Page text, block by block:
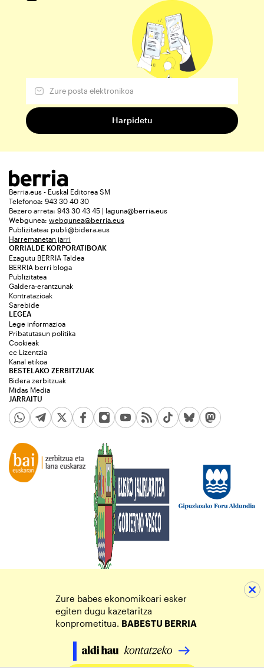
Berria.eus - Euskal Editorea SM
Telefonoa: 943 30 40 30
Bezero arreta: 943 30 43 45 | laguna@berria.eus
Webgunea: webgunea@berria.eus
Publizitatea: publi@bidera.eus
Harremanetan jarri
ORRIALDE KORPORATIBOAK
Ezagutu BERRIA Taldea
BERRIA berri bloga
Publizitatea
Galdera-erantzunak
Kontratazioak
Sarebide
JARRAITU
LEGEA
Lege informazioa
Pribatutasun politika
Cookieak
cc Lizentzia
Kanal etikoa
BESTELAKO ZERBITZUAK
Bidera zerbitzuak
Midas Media
Zure babes ekonomikoari esker
egiten dugu kazetaritza
konprometitua. BABESTU BERRIA